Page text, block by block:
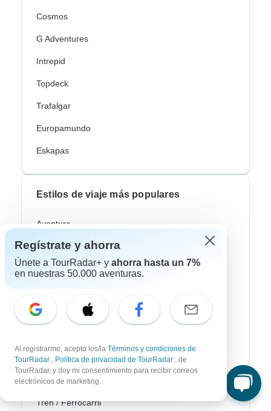
Cosmos
G Adventures
Intrepid
Topdeck
Trafalgar
Europamundo
Eskapas
Estilos de viaje más populares
Aventura
Bicicleta
Senderismo & Trekking
Crucero Fluvial
Profundización Cultural
Autobus / Bus
Tren / Ferrocarril
Regístrate y ahorra
Únete a TourRadar+ y ahorra hasta un 7%
en nuestras 50.000 aventuras.
Al registrarme, acepto los/la Términos y condiciones de
TourRadar , Política de privacidad de TourRadar , de
TourRadar, y doy mi consentimiento para recibir correos
electrónicos de marketing.